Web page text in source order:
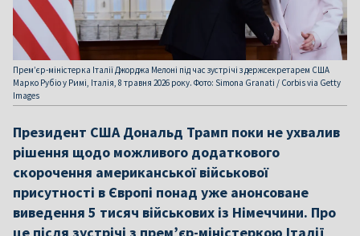
Прем’єр-міністерка Італії Джорджа Мелоні під час зустрічі з держсекретарем США
Марко Рубіо у Римі, Італія, 8 травня 2026 року. Фото: Simona Granati / Corbis via Getty
Images
Президент США Дональд Трамп поки не ухвалив
рішення щодо можливого додаткового
скорочення американської військової
присутності в Європі понад уже анонсоване
виведення 5 тисяч військових із Німеччини. Про